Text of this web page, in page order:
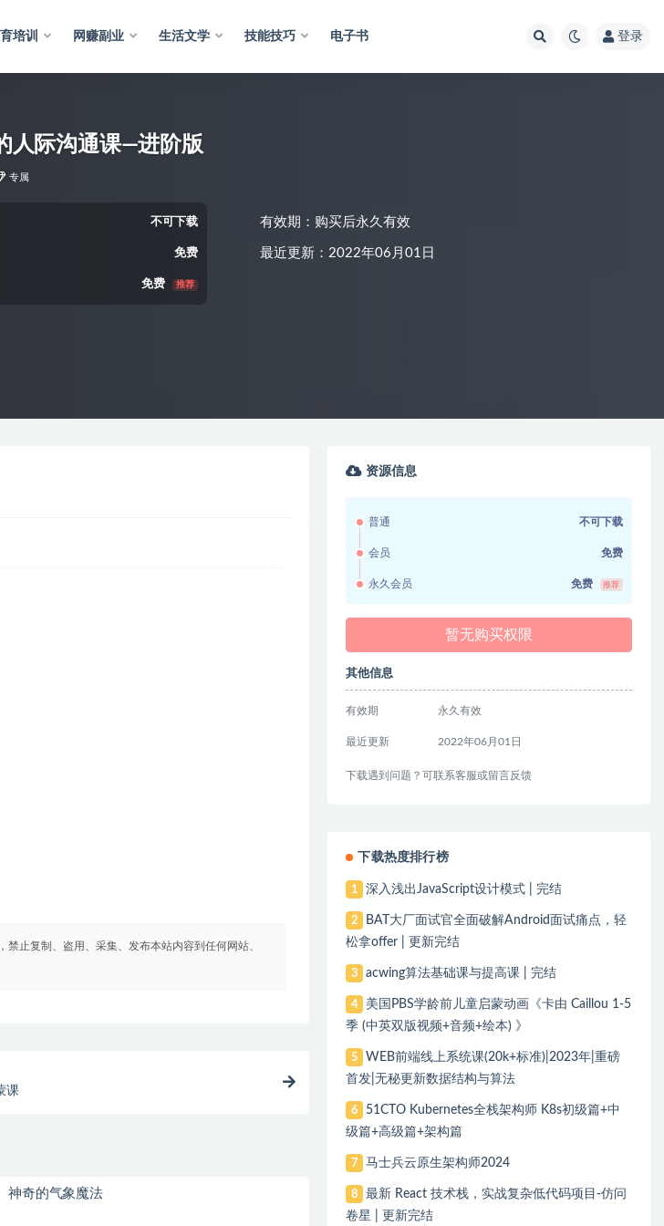
培训 网赚副业 生活文学 技能技巧 电子书 登录
人际沟通课—进阶版
专属
不可下载
免费
免费 推荐
有效期：购买后永久有效
最近更新：2022年06月01日
止复制、盗用、采集、发布本站内容到任何网站、
课
神奇的气象魔法
资源信息
普通 不可下载
会员 免费
永久会员 免费 推荐
暂无购买权限
其他信息
有效期 永久有效
最近更新 2022年06月01日
下载遇到问题？可联系客服或留言反馈
下载热度排行榜
1 深入浅出JavaScript设计模式 | 完结
2
BAT大厂面试官全面破解Android面试痛点，轻
松拿offer | 更新完结
3 acwing算法基础课与提高课 | 完结
4
美国PBS学龄前儿童启蒙动画《卡由 Caillou 1-5
季 (中英双版视频+音频+绘本) 》
5
WEB前端线上系统课(20k+标准)|2023年|重磅
首发|无秘更新数据结构与算法
6
51CTO Kubernetes全栈架构师 K8s初级篇+中
级篇+高级篇+架构篇
7 马士兵云原生架构师2024
8
最新 React 技术栈，实战复杂低代码项目-仿问
卷星 | 更新完结